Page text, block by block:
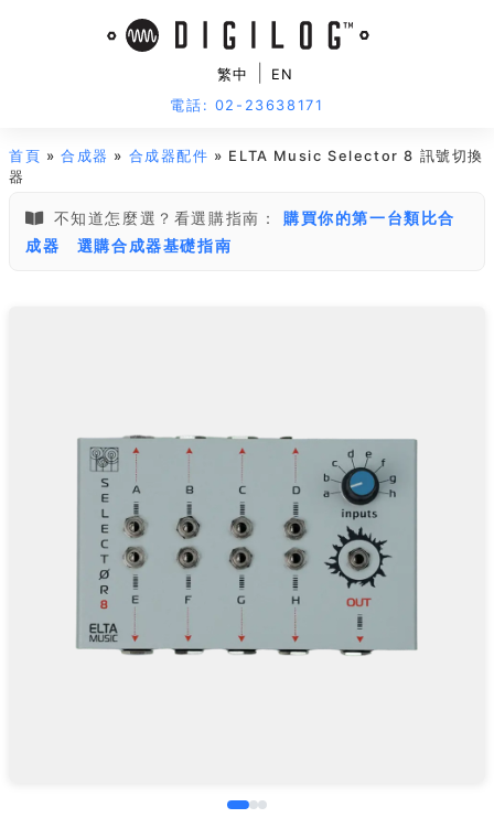
繁中
EN
電話: 02-23638171
首頁 »合成器 » 合成器配件 » ELTA Music Selector 8 訊號切換
器
不知道怎麼選？看選購指南：
購買你的第一台類比合
成器
選購合成器基礎指南